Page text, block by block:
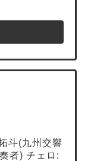
斗(九州交響
者) チェロ: